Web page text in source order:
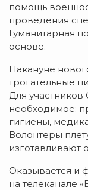
помощь
проведения
Гуманитарная
основе.
Накануне
трогательные
Для
необходимое:
гигиены,
Волонтеры
изготавливают
Оказывается и
на телеканале